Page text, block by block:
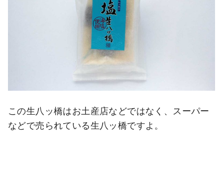
この生八ッ橋はお土産店などではなく、スーパー
などで売られている生八ッ橋ですよ。